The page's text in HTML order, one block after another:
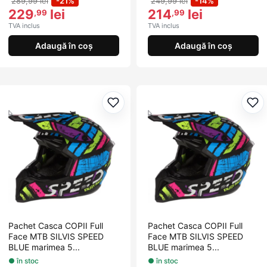
229,99 lei
TVA inclus
Adaugă în coș
214,99 lei
TVA inclus
Adaugă în coș
Adaugă la favorite
Pachet Casca COPII Full
Face MTB SILVIS SPEED
BLUE marimea 5...
● în stoc
Pachet Casca COPII Full
Face MTB SILVIS SPEED
BLUE marimea 5...
● în stoc